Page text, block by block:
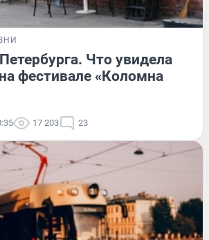
Что увидела
фестивале «Коломна
17 203 23